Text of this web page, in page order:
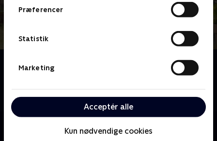
Præferencer
Statistik
Marketing
Acceptér alle
Kun nødvendige cookies
Om Kemohjerne
Oliver lever det perfekte liv - lige indtil en scanning på
miste sig selv, livet, vennerne og kærligheden.